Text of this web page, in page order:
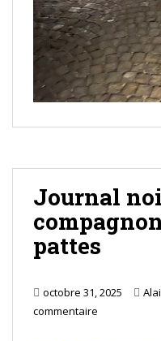
Journal
pattes
octobre 31, 2025
commentaire